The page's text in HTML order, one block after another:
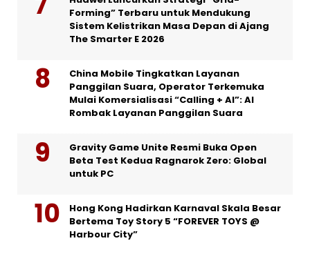
Forming” Terbaru untuk Mendukung
Sistem Kelistrikan Masa Depan di Ajang
The Smarter E 2026
China Mobile Tingkatkan Layanan
Panggilan Suara, Operator Terkemuka
Mulai Komersialisasi “Calling + AI”: AI
Rombak Layanan Panggilan Suara
Gravity Game Unite Resmi Buka Open
Beta Test Kedua Ragnarok Zero: Global
untuk PC
Hong Kong Hadirkan Karnaval Skala Besar
Bertema Toy Story 5 “FOREVER TOYS @
Harbour City”